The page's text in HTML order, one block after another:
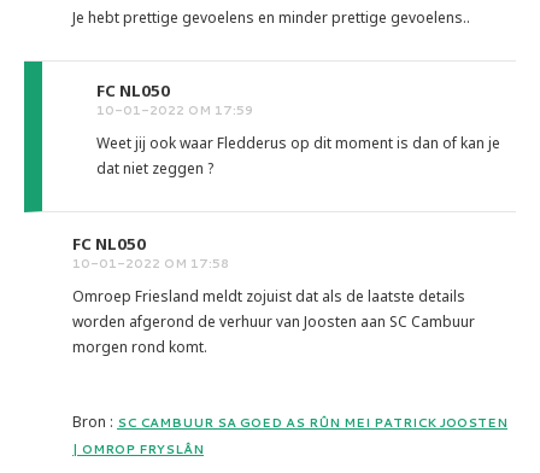
Je hebt prettige gevoelens en minder prettige gevoelens..
FC NL050
10-01-2022 OM 17:59
Weet jij ook waar Fledderus op dit moment is dan of kan je
dat niet zeggen ?
FC NL050
10-01-2022 OM 17:58
Omroep Friesland meldt zojuist dat als de laatste details
worden afgerond de verhuur van Joosten aan SC Cambuur
morgen rond komt.
Bron : SC CAMBUUR SA GOED AS RÛN MEI PATRICK JOOSTEN
| OMROP FRYSLÂN